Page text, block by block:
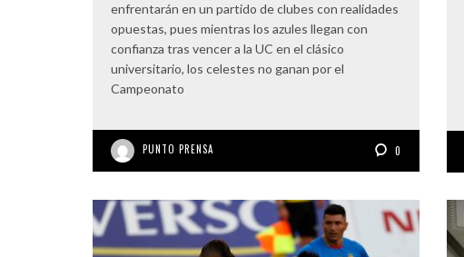
enfrentarán en un partido de clubes con realidades
opuestas, pues mientras los azules llegan con
confianza tras vencer a la UC en el clásico
universitario, los celestes no ganan por el
Campeonato
PUNTO PRENSA 0